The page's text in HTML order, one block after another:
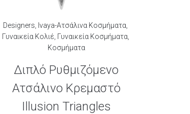
Designers Ivaya-Ατσάλινα Κοσμήματα
Γυναικεία Κολιέ Γυναικεία Κοσμήματα
Κοσμήματα
Διπλό Ρυθμιζόμενο
Ατσάλινο Κρεμαστό
Illusion Triangles